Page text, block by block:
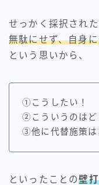
せっかく採択された
無駄にせず、自身
という思いから、
①こうしたい！
②こういうのはど
③他に代替施策は
といったことの壁